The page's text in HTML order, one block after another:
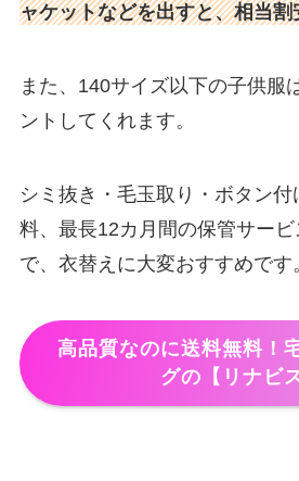
ャケットなどを出すと、相当割
また、140サイズ以下の子供服
ントしてくれます。
シミ抜き・毛玉取り・ボタン
料、最長12カ月間の保管サー
で、衣替えに大変おすすめです
高品質なのに送料無料！
グの【リナビス